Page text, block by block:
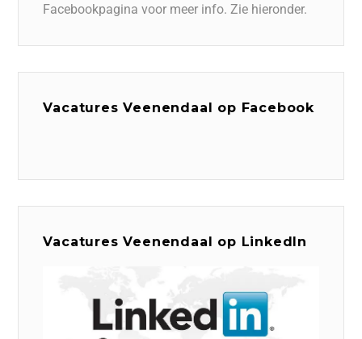
Facebookpagina voor meer info. Zie hieronder.
Vacatures Veenendaal op Facebook
Vacatures Veenendaal op LinkedIn